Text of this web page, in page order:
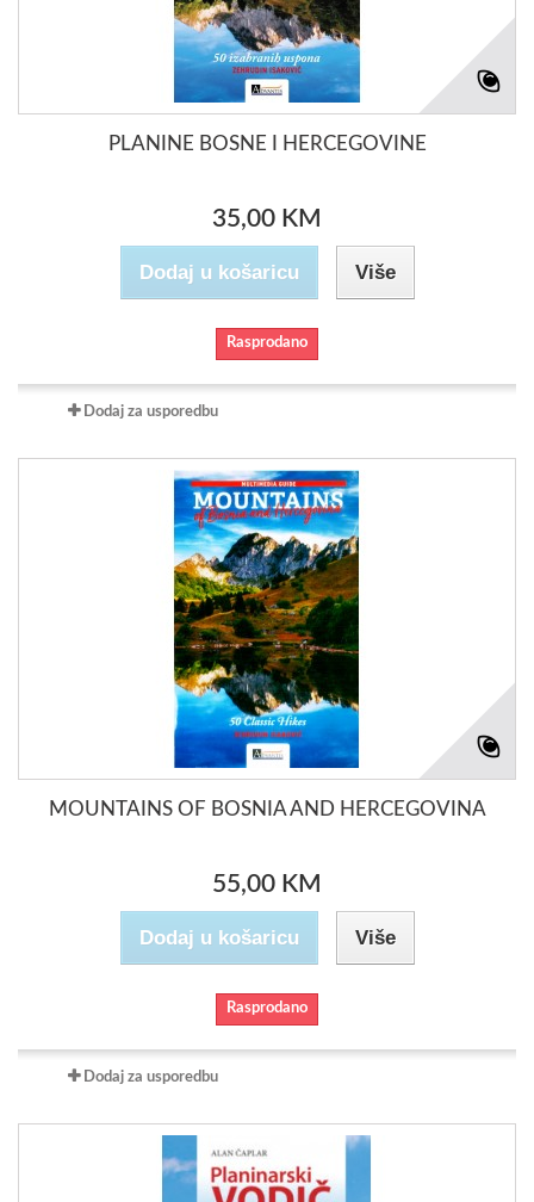
PLANINE BOSNE I HERCEGOVINE
35,00 KM
Dodaj u košaricu Više
Rasprodano
Dodaj za usporedbu
MOUNTAINS OF BOSNIA AND HERCEGOVINA
55,00 KM
Dodaj u košaricu Više
Rasprodano
Dodaj za usporedbu